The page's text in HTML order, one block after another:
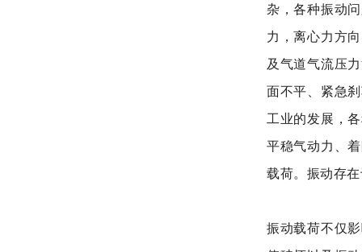
杂，各种振动
力，离心力方
及气道气流压
面不平、紧急
工业的发展，
平稳气动力、
载荷。振动存
振动载荷不仅